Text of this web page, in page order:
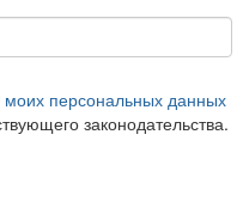
моих персональных данных
законодательства.